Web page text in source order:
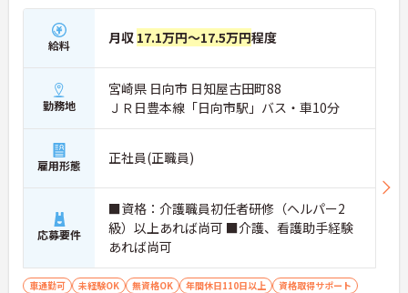
給料 月収 17.1万円～17.5万円程度
勤務地
宮崎県 日向市 日知屋古田町88
ＪＲ日豊本線「日向市駅」バス・車10分
雇用形態 正社員(正職員)
応募要件
■資格：介護職員初任者研修（ヘルパー2
級）以上あれば尚可 ■介護、看護助手経験
あれば尚可
車通勤可 未経験OK 無資格OK 年間休日110日以上
資格取得サポート